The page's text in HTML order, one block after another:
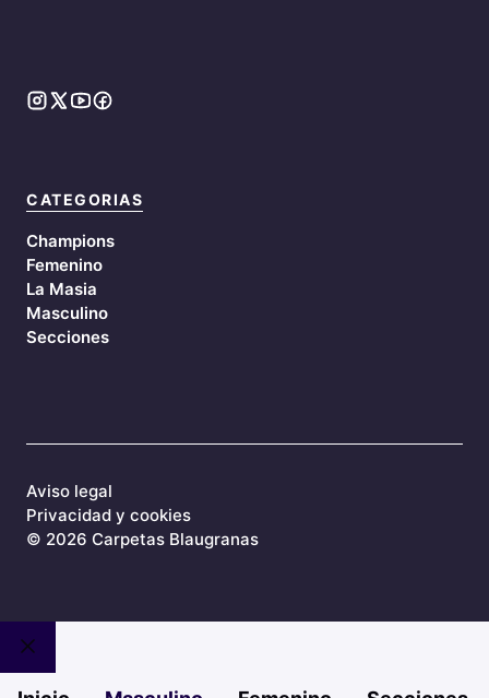
CATEGORIAS
Champions
Femenino
La Masia
Masculino
Secciones
© 2026 Carpetas Blaugranas
Aviso legal
Privacidad y cookies
Cerrar